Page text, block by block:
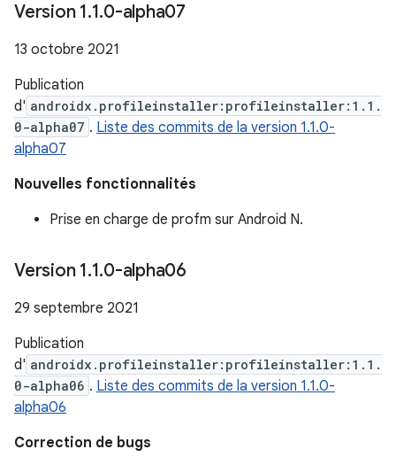
Version 1.1.0-alpha07
13 octobre 2021
Publication
d' androidx.profileinstaller:profileinstaller:1.1.
0-alpha07 . Liste des commits de la version 1.1.0-
alpha07
Nouvelles fonctionnalités
Prise en charge de profm sur Android N.
Version 1.1.0-alpha06
29 septembre 2021
Publication
d' androidx.profileinstaller:profileinstaller:1.1.
0-alpha06 . Liste des commits de la version 1.1.0-
alpha06
Correction de bugs